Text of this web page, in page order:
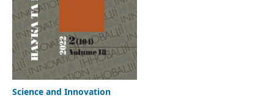
Science and Innovation